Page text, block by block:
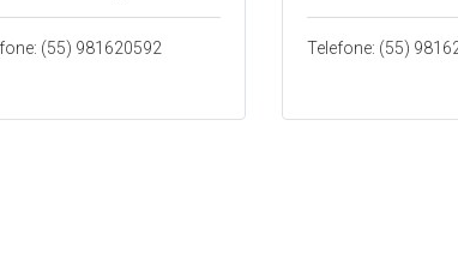
(55) 981620592 Telefone: (55)